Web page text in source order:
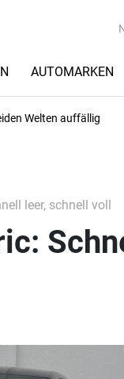
AUTOMARKEN
Welten auffällig
leer, schnell voll